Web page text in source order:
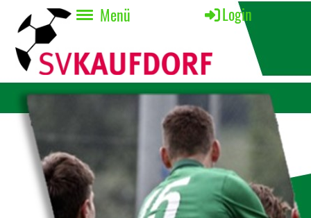
Menü Login